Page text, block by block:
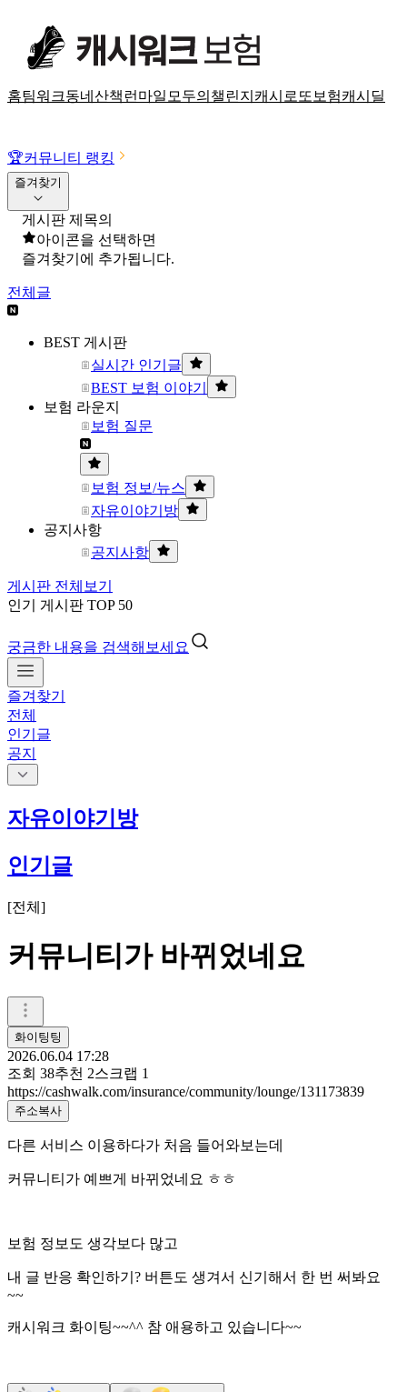
홈팀워크동네산책 런마일 모두의챌린지 캐시로또 보험캐시딜
🏆커뮤니티 랭킹
즐겨찾기
게시판 제목의
아이콘을 선택하면
즐겨찾기에 추가됩니다.
전체글
BEST 게시판
실시간 인기글
BEST 보험 이야기
보험 라운지
보험 질문
보험 정보/뉴스
자유이야기방
공지사항
공지사항
게시판 전체보기
인기 게시판 TOP 50
궁금한 내용을 검색해보세요
즐겨찾기
전체
인기글
공지
자유이야기방
인기글
[전체 ]
커뮤니티가 바뀌었네요
화이팅팅
2026.06.04 17:28
조회 38추천 2스크랩 1
https://cashwalk.com/insurance/community/lounge/131173839
주소복사
다른 서비스 이용하다가 처음 들어와보는데
커뮤니티가 예쁘게 바뀌었네요 ㅎㅎ
보험 정보도 생각보다 많고
내 글 반응 확인하기? 버튼도 생겨서 신기해서 한 번 써봐요
~~
캐시워크 화이팅~~^^ 참 애용하고 있습니다~~